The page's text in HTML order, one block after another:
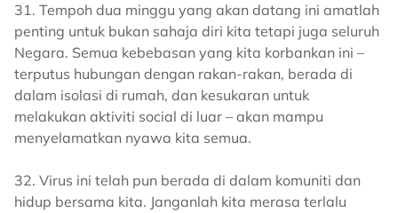
31. Tempoh dua minggu yang akan datang ini amatlah
penting untuk bukan sahaja diri kita tetapi juga seluruh
Negara. Semua kebebasan yang kita korbankan ini –
terputus hubungan dengan rakan-rakan, berada di
dalam isolasi di rumah, dan kesukaran untuk
melakukan aktiviti social di luar – akan mampu
menyelamatkan nyawa kita semua.
32. Virus ini telah pun berada di dalam komuniti dan
hidup bersama kita. Janganlah kita merasa terlalu